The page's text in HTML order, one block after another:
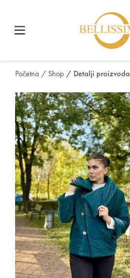
Početna / Shop / Detalji proizvoda